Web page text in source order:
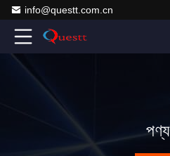
info@questt.com.cn
পণ্য